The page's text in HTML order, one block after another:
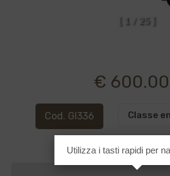
1 2 5
€
Cod. GI336 Classe
Utilizza i tasti rapidi per